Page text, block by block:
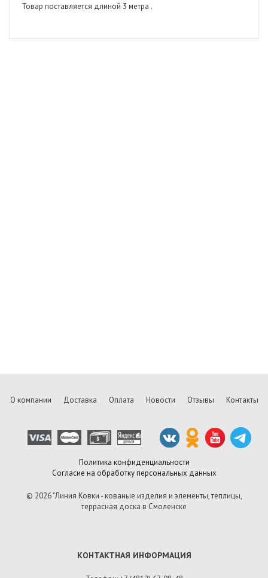
Товар поставляется длиной 3 метра .
О компании Доставка Оплата Новости Отзывы Контакты
Политика конфиденциальности
Согласие на обработку персональных данных
© 2026 "Линия Ковки - кованые изделия и элементы, теплицы,
террасная доска в Смоленске
КОНТАКТНАЯ ИНФОРМАЦИЯ